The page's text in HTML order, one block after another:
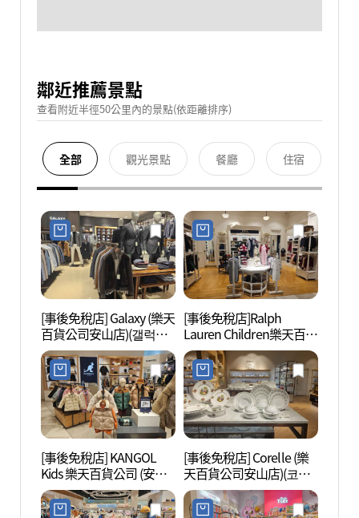
鄰近推薦景點
查看附近半徑50公里內的景點(依距離排序)
全部 觀光景點 餐廳 住宿
[事後免稅店] Galaxy (樂天
百貨公司安山店)(갤럭시
롯데백화점 안산점)
[事後免稅店]Ralph
Lauren Children樂天百貨
公司安山店(랄프로렌칠
드런 롯데백화점 안산점)
[事後免稅店] KANGOL
Kids 樂天百貨公司 (安山
店)(캉골키즈 롯데백화점
안산점)
[事後免稅店] Corelle (樂
天百貨公司安山店)(코렐
롯데백화점 안산점)